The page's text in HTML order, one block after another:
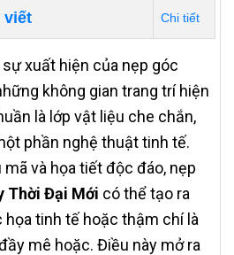
viết Chi tiết
xuất hiện của nẹp góc
không gian trang trí hiện
là lớp vật liệu che chắn,
phần nghệ thuật tinh tế.
và họa tiết độc đáo, nẹp
Thời Đại Mới có thể tạo ra
tinh tế hoặc thậm chí là
mê hoặc. Điều này mở ra